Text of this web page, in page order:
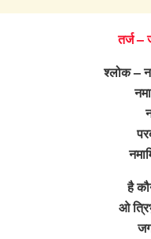
तर्ज –
श्लोक –
है
ओ